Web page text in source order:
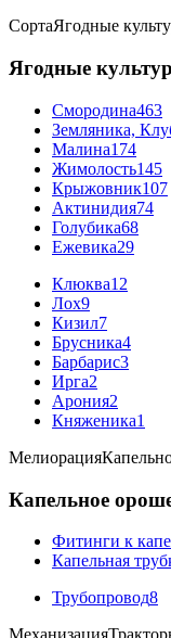
СортаЯгодные
Ягодные
Смородина463
Земляника,
Малина174
Жимолость145
Крыжовник107
Актинидия74
Голубика68
Ежевика29
Клюква12
Лох9
Кизил7
Брусника4
Барбарис3
Ирга2
Арония2
Княженика1
Мелиорация
Капельное
Фитинги к
Капельная
Трубопровод8